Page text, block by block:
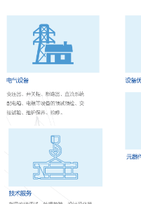
大事记
主营业务
ꄵ 智能配电
ꄵ 电力工程
新能源
能源服务